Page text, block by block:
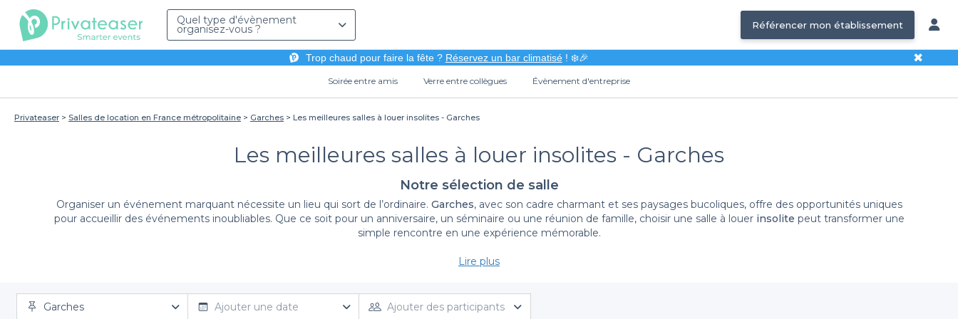
Quel type d'évènement
organisez-vous ? Référencer mon établissement
Trop chaud pour faire la fête ? Réservez un bar climatisé! ❄️🎉 ✖
Soirée entre amis Verre entre collègues Évènement d'entreprise
Privateaser Salles de location en France métropolitaine Garches Les meilleures salles à louer insolites - Garches
Les meilleures salles à louer insolites - Garches
Notre sélection de salle
Organiser un événement marquant nécessite un lieu qui sort de l’ordinaire. Garches, avec son cadre charmant et ses paysages bucoliques, offre des opportunités uniques
pour accueillir des événements inoubliables. Que ce soit pour un anniversaire, un séminaire ou une réunion de famille, choisir une salle à louer insolite peut transformer une
simple rencontre en une expérience mémorable.
En faisant appel à Privateaser, vous vous assurez un accès à un choix diversifié de salles atypiques situées à Garches. Grâce à nos partenariats avec différents établissements,
nous mettons en avant des lieux qui se démarquent par leur originalité et leur ambiance unique. Que vous soyez à la recherche d'un espace artistique, d'une salle au décor
Lire plus
Garches Ajouter une date Ajouter des participants